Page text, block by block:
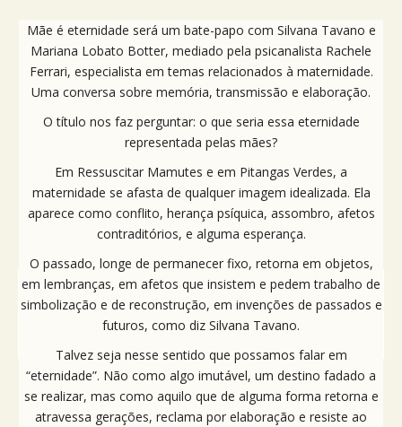
Mãe é eternidade será um bate-papo com Silvana Tavano e
Mariana Lobato Botter, mediado pela psicanalista Rachele
Ferrari, especialista em temas relacionados à maternidade.
Uma conversa sobre memória, transmissão e elaboração.
O título nos faz perguntar: o que seria essa eternidade
representada pelas mães?
Em Ressuscitar Mamutes e em Pitangas Verdes, a
maternidade se afasta de qualquer imagem idealizada. Ela
aparece como conflito, herança psíquica, assombro, afetos
contraditórios, e alguma esperança.
O passado, longe de permanecer fixo, retorna em objetos,
em lembranças, em afetos que insistem e pedem trabalho de
simbolização e de reconstrução, em invenções de passados e
futuros, como diz Silvana Tavano.
Talvez seja nesse sentido que possamos falar em
“eternidade”. Não como algo imutável, um destino fadado a
se realizar, mas como aquilo que de alguma forma retorna e
atravessa gerações, reclama por elaboração e resiste ao